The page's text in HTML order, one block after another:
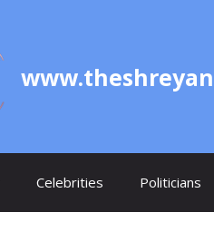
Celebrities Politicians